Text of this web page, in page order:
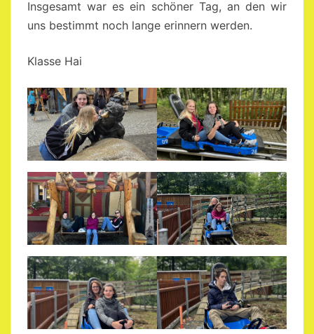
Insgesamt war es ein schöner Tag, an den wir
uns bestimmt noch lange erinnern werden.
Klasse Hai